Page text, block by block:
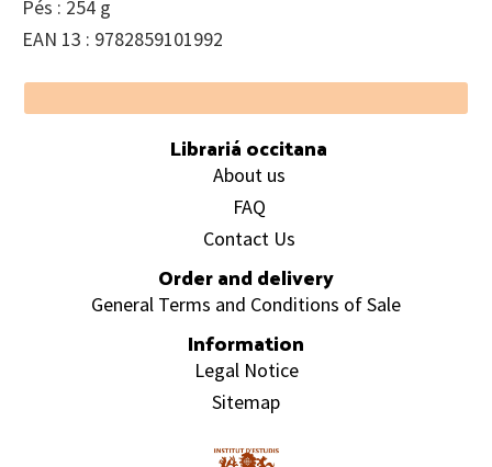
Pés : 254 g
EAN 13 : 9782859101992
Footer
Librariá occitana
About us
FAQ
Contact Us
Order and delivery
General Terms and Conditions of Sale
Information
Legal Notice
Sitemap